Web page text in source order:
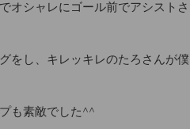
オシャレにゴール前でアシストさ
をし、キレッキレのたろさんが僕
も素敵でした^^